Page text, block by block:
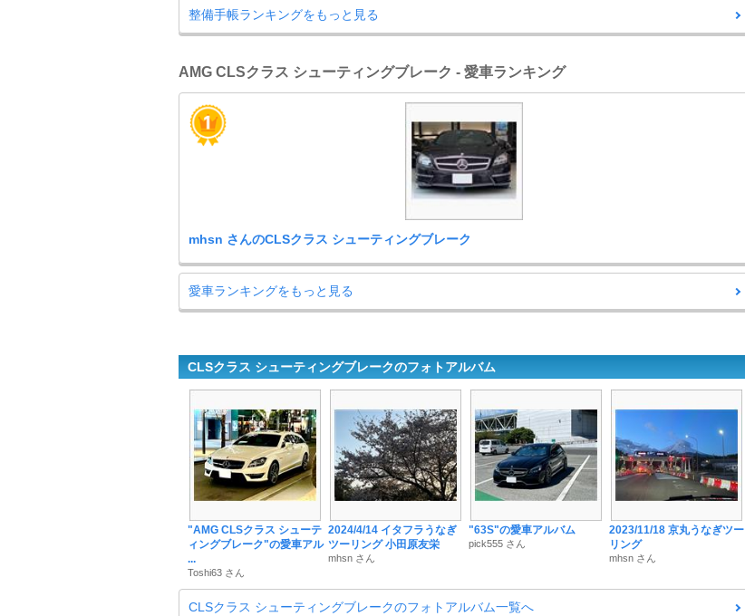
整備手帳ランキングをもっと見る
AMG CLSクラス シューティングブレーク - 愛車ランキング
mhsn さんのCLSクラス シューティングブレーク
愛車ランキングをもっと見る
CLSクラス シューティングブレークのフォトアルバム
"AMG CLSクラス シューテ
ィングブレーク"の愛車アル
...
Toshi63 さん
2024/4/14 イタフラうなぎ
ツーリング 小田原友栄
mhsn さん
"63S"の愛車アルバム
pick555 さん
2023/11/18 京丸うなぎツー
リング
mhsn さん
CLSクラス シューティングブレークのフォトアルバム一覧へ